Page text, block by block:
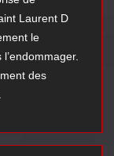
Laurent D
le
des